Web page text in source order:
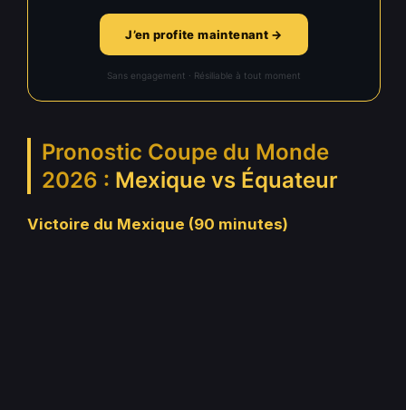
J’en profite maintenant →
Sans engagement · Résiliable à tout moment
Pronostic Coupe du Monde
2026 : Mexique vs Équateur
Victoire du Mexique (90 minutes)